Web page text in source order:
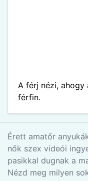
A férj nézi, ahogy
férfin.
Érett amatőr
nők szex videói
pasikkal dugnak a
Nézd meg milyen